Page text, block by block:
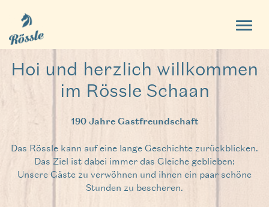
Hoi und herzlich willkommen
im Rössle Schaan
190 Jahre Gastfreundschaft
Das Rössle kann auf eine lange Geschichte zurückblicken.
Das Ziel ist dabei immer das Gleiche geblieben:
Unsere Gäste zu verwöhnen und ihnen ein paar schöne
Stunden zu bescheren.